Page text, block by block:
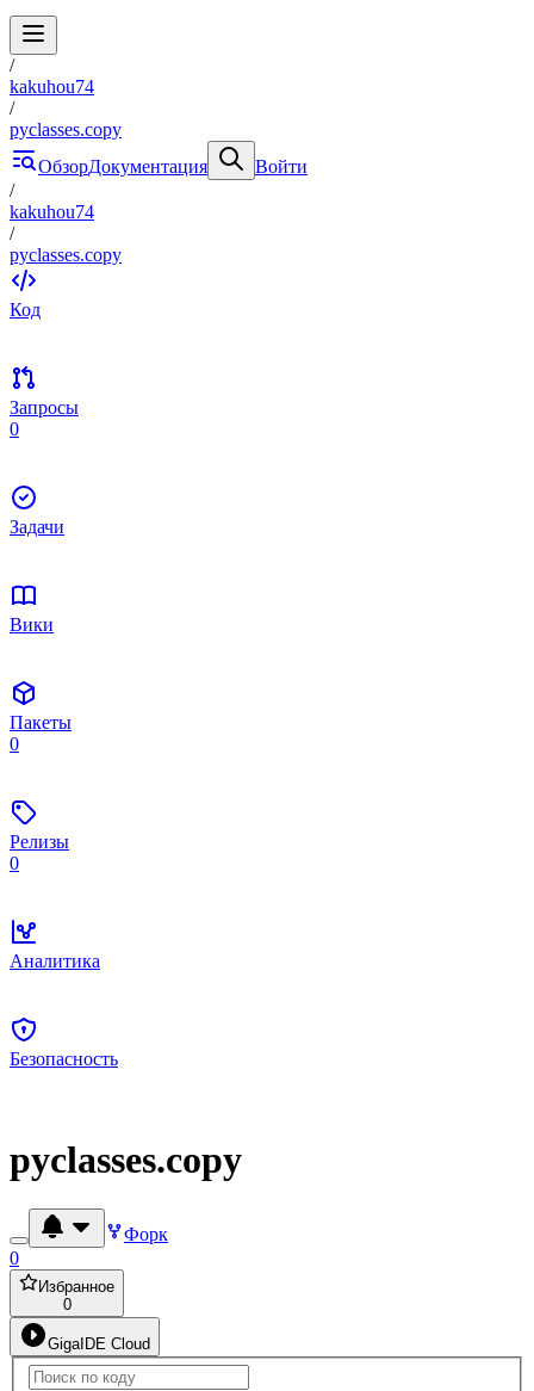
/
kakuhou74
/
pyclasses.copy
ОбзорДокументация
Войти
/
kakuhou74
/
pyclasses.copy
Код
Запросы
0
Задачи
Вики
Пакеты
0
Релизы
0
Аналитика
Безопасность
pyclasses.copy
Форк
0
Избранное
0
GigaIDE Cloud